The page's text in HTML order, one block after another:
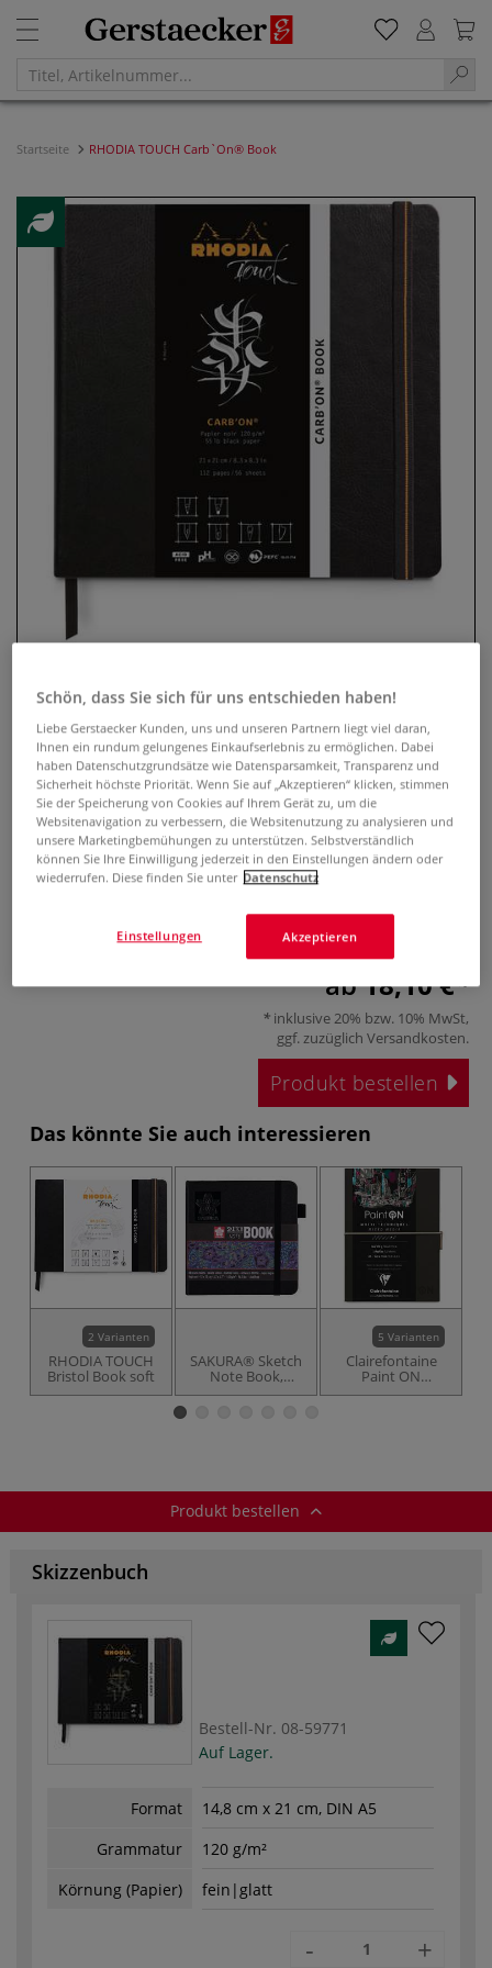
Startseite RHODIA TOUCH Carb`On® Book
RHODIA TOUCH Carb`On® Book
0 Bewertungen
Das RHODIA TOUCH Carb`On® Book enthält 56 Blatt
schwarzes Papier. Ideal für kontrastreiche Arbeiten mit
verschiedenen Medien. Vegan, 120 g/qm, 2 Oberflächen:
ab18,10 €
inklusive 20% bzw. 10% MwSt,
ggf. zuzüglich Versandkosten.
Produkt bestellen
Das könnte Sie auch interessieren
2 Varianten
RHODIA TOUCH
Bristol Book soft
SAKURA® Sketch
Note Book,
Skizzenbuch
5 Varianten
Clairefontaine
Paint ON
Skizzenbuch
Produkt bestellen
Skizzenbuch
Bestell-Nr. 08-59771
Auf Lager.
Format
14,8 cm x 21 cm, DIN A5
Grammatur
120 g/m²
Körnung (Papier)
fein|glatt
- +
Schön, dass Sie sich für uns entschieden haben!
Liebe Gerstaecker Kunden, uns und unseren Partnern liegt viel daran,
Ihnen ein rundum gelungenes Einkaufserlebnis zu ermöglichen. Dabei
haben Datenschutzgrundsätze wie Datensparsamkeit, Transparenz und
Sicherheit höchste Priorität. Wenn Sie auf „Akzeptieren“ klicken, stimmen
Sie der Speicherung von Cookies auf Ihrem Gerät zu, um die
Websitenavigation zu verbessern, die Websitenutzung zu analysieren und
unsere Marketingbemühungen zu unterstützen. Selbstverständlich
können Sie Ihre Einwilligung jederzeit in den Einstellungen ändern oder
wiederrufen. Diese finden Sie unter Datenschutz
Akzeptieren
Einstellungen